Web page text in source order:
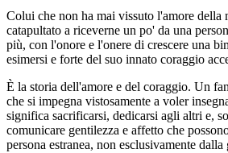
Colui che non ha mai vissuto l'amore della
catapultato a riceverne un po' da una
più, con l'onore e l'onere di crescere una
esimersi e forte del suo innato coraggio
È la storia dell'amore e del coraggio. Un
che si impegna vistosamente a voler
significa sacrificarsi, dedicarsi agli altri e,
comunicare gentilezza e affetto che
persona estranea, non esclusivamente dalla